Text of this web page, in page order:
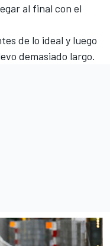
al final con el
de lo ideal y luego
demasiado largo.